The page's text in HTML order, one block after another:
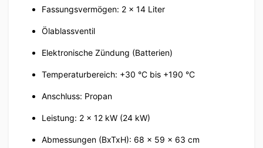
Fassungsvermögen: 2 x 14 Liter
Ölablassventil
Elektronische Zündung (Batterien)
Temperaturbereich: +30 °C bis +190 °C
Anschluss: Propan
Leistung: 2 x 12 kW (24 kW)
Abmessungen (BxTxH): 68 x 59 x 63 cm